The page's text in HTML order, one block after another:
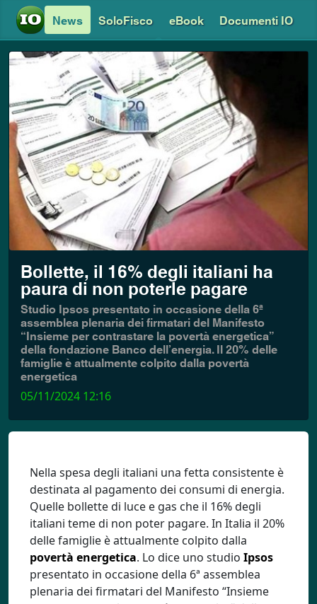
News SoloFisco eBook Documenti IO
Bollette, il 16% degli italiani ha
paura di non poterle pagare
Studio Ipsos presentato in occasione della 6ª
assemblea plenaria dei firmatari del Manifesto
“Insieme per contrastare la povertà energetica”
della fondazione Banco dell’energia. Il 20% delle
famiglie è attualmente colpito dalla povertà
energetica
05/11/2024 12:16
Nella spesa degli italiani una fetta consistente è
destinata al pagamento dei consumi di energia.
Quelle bollette di luce e gas che il 16% degli
italiani teme di non poter pagare. In Italia il 20%
delle famiglie è attualmente colpito dalla
povertà energetica. Lo dice uno studio Ipsos
presentato in occasione della 6ª assemblea
plenaria dei firmatari del Manifesto “Insieme